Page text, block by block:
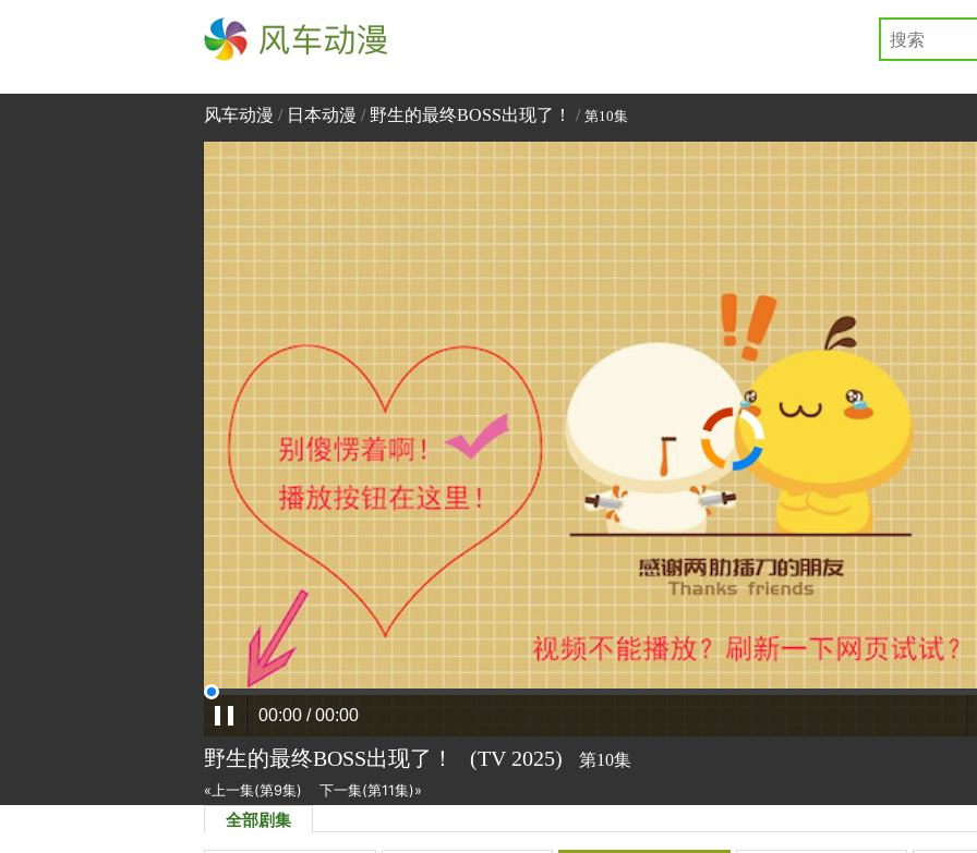
风车动漫
风车动漫 / 日本动漫 / 野生的最终BOSS出现了！ / 第10集
野生的最终BOSS出现了！ (TV 2025) 第10集
«上一集(第9集) 下一集(第11集)»
全部剧集